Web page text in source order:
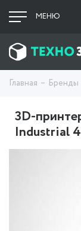
МЕНЮ
Главная Бренды
3D-
Industrial